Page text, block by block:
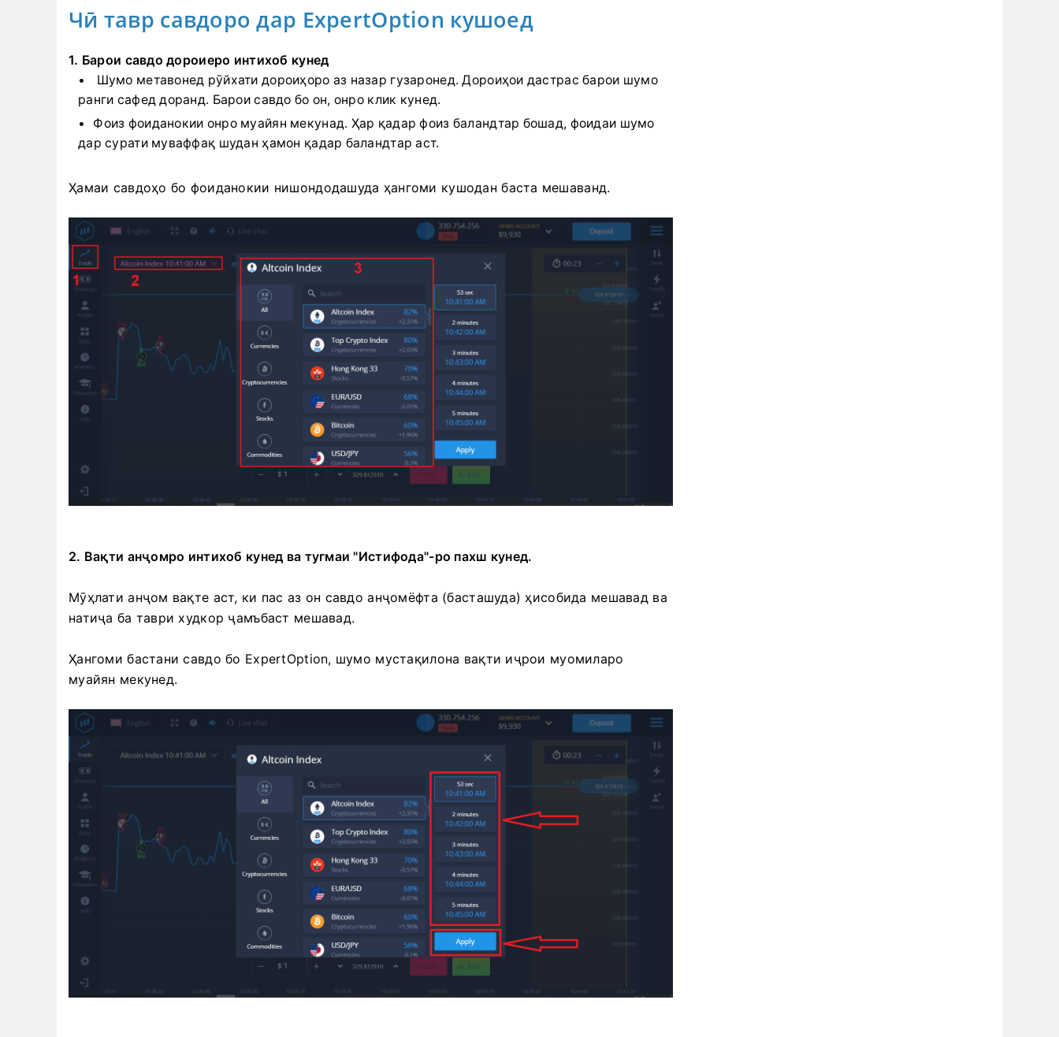
Чӣ тавр савдоро дар ExpertOption кушоед
1. Барои савдо дороиеро интихоб кунед
Шумо метавонед рӯйхати дороиҳоро аз назар гузаронед. Дороиҳои дастрас барои шумо
ранги сафед доранд. Барои савдо бо он, онро клик кунед.
Фоиз фоиданокии онро муайян мекунад. Ҳар қадар фоиз баландтар бошад, фоидаи шумо
дар сурати муваффақ шудан ҳамон қадар баландтар аст.
Ҳамаи савдоҳо бо фоиданокии нишондодашуда ҳангоми кушодан баста мешаванд.
2. Вақти анҷомро интихоб кунед ва тугмаи "Истифода"-ро пахш кунед.
Мӯҳлати анҷом вақте аст, ки пас аз он савдо анҷомёфта (басташуда) ҳисобида мешавад ва
натиҷа ба таври худкор ҷамъбаст мешавад.
Ҳангоми бастани савдо бо ExpertOption, шумо мустақилона вақти иҷрои муомиларо
муайян мекунед.